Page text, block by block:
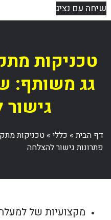
שיחה עם נציג
טכניקות
גג משותף:
דף הבית» כללי» טכניקות
פתרונות גישור להצלחה
מקצועיות של למעלה מ-